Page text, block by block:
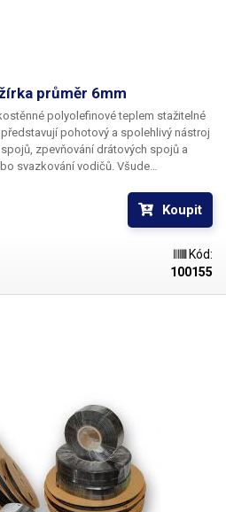
průměr 6mm
polyolefinové teplem stažitelné
pohotový a spolehlivý nástroj
zpevňování drátových spojů a
svazkování vodičů. Všude
možné nasadit teplem smrštitelné
Koupit
Kód:
100155